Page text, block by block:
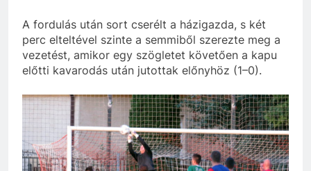
A fordulás után sort cserélt a házigazda, s két
perc elteltével szinte a semmiből szerezte meg a
vezetést, amikor egy szögletet követően a kapu
előtti kavarodás után jutottak előnyhöz (1–0).